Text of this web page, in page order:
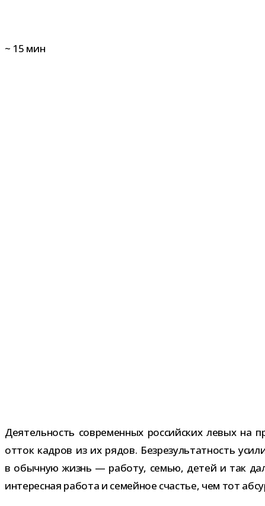
~ 15 мин
Деятельность совре­мен­ных рос­сий­ских левых на
отток кад­ров из их рядов. Безрезультатность
в обыч­ную жизнь — работу, семью, детей и так
инте­рес­ная работа и семей­ное сча­стье, чем тот